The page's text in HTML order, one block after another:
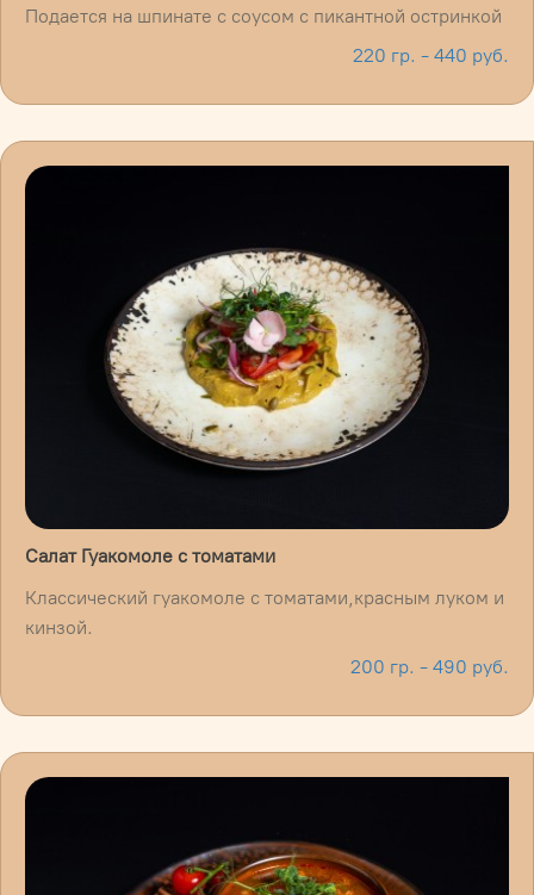
Подается на шпинате с соусом с пикантной остринкой
220 гр. - 440 руб.
Салат Гуакомоле с томатами
Классический гуакомоле с томатами,красным луком и
кинзой.
200 гр. - 490 руб.